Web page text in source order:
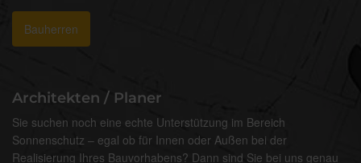
Bauherren
Architekten / Planer
Sie suchen noch eine echte Unterstützung im Bereich
Sonnenschutz – egal ob für Innen oder Außen bei der
Realisierung Ihres Bauvorhabens? Dann sind Sie bei uns genau